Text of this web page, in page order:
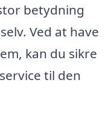
betydning
Ved at have
kan du sikre
til den